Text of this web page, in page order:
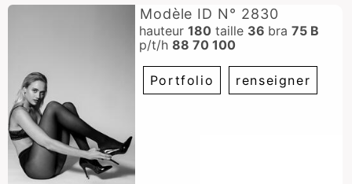
Modèle ID N° 2830
hauteur 180taille 36 bra 75 B
p/t/h 88 70 100
Portfolio renseigner